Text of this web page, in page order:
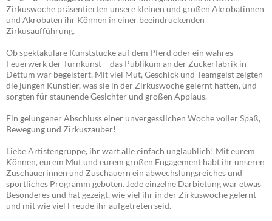
Zirkuswoche präsentierten unsere kleinen und großen Akrobatinnen
und Akrobaten ihr Können in einer beeindruckenden
Zirkusaufführung.
Ob spektakuläre Kunststücke auf dem Pferd oder ein wahres
Feuerwerk der Turnkunst – das Publikum an der Zuckerfabrik in
Dettum war begeistert. Mit viel Mut, Geschick und Teamgeist zeigten
die jungen Künstler, was sie in der Zirkuswoche gelernt hatten, und
sorgten für staunende Gesichter und großen Applaus.
Ein gelungener Abschluss einer unvergesslichen Woche voller Spaß,
Bewegung und Zirkuszauber!
Liebe Artistengruppe, ihr wart alle einfach unglaublich! Mit eurem
Können, eurem Mut und eurem großen Engagement habt ihr unseren
Zuschauerinnen und Zuschauern ein abwechslungsreiches und
sportliches Programm geboten. Jede einzelne Darbietung war etwas
Besonderes und hat gezeigt, wie viel ihr in der Zirkuswoche gelernt
und mit wie viel Freude ihr aufgetreten seid.